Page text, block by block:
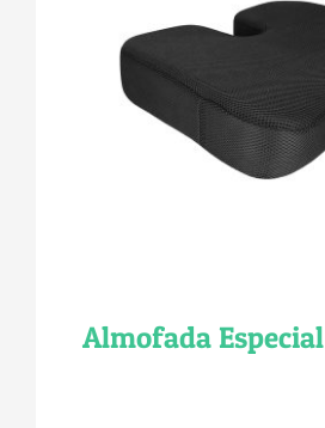
Almofada